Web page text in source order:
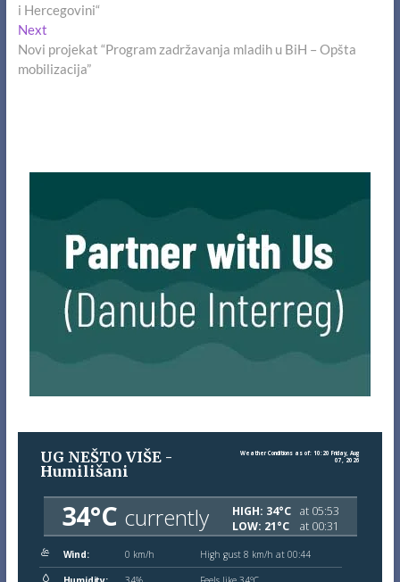
i Hercegovini“
NextNext
post:
Novi projekat “Program zadržavanja mladih u BiH – Opšta
mobilizacija”